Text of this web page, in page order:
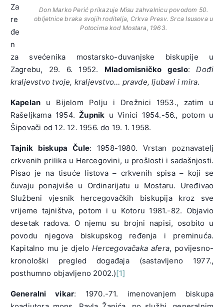
Don Marko Perić prikazuje Misu zahvalnicu povodom 50.
obljetnice braka svojih roditelja, Crkva Presv. Srca Isusova u
Potocima kod Mostara, 1963.
Za
re
đe
n
za svećenika mostarsko-duvanjske biskupije u
Zagrebu, 29. 6. 1952. Mladomisničko geslo:Dođi
kraljevstvo tvoje, kraljevstvo… pravde, ljubavi i mira.
Kapelan u Bijelom Polju i Drežnici 1953., zatim u
Rašeljkama 1954.Župnik u Vinici 1954.-56., potom u
Šipovači od 12. 12. 1956. do 19. 1. 1958.
Tajnik biskupa Čule: 1958-1980. Vrstan poznavatelj
crkvenih prilika u Hercegovini, u prošlosti i sadašnjosti.
Pisao je na tisuće listova – crkvenih spisa – koji se
čuvaju ponajviše u Ordinarijatu u Mostaru. Uređivao
Službeni vjesnik hercegovačkih biskupija kroz sve
vrijeme tajništva, potom i u Kotoru 1981.-82. Objavio
desetak radova. O njemu su brojni napisi, osobito u
povodu njegova biskupskog ređenja i preminuća.
Kapitalno mu je djeloHercegovačaka afera, povijesno-
kronološki pregled događaja (sastavljeno 1977.,
posthumno objavljeno 2002.)[1]
Generalni vikar: 1970.-71. imenovanjem biskupa